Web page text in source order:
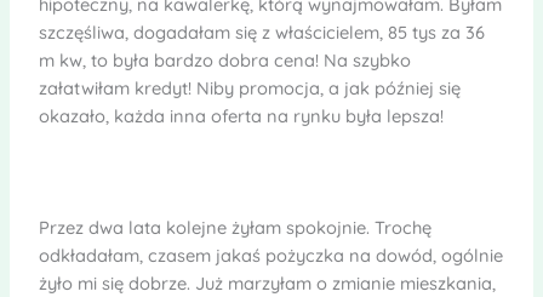
szczęśliwa, dogadałam się z właścicielem, 85 tys za 36
m kw, to była bardzo dobra cena! Na szybko
załatwiłam kredyt! Niby promocja, a jak później się
okazało, każda inna oferta na rynku była lepsza!
Przez dwa lata kolejne żyłam spokojnie. Trochę
odkładałam, czasem jakaś pożyczka na dowód, ogólnie
żyło mi się dobrze. Już marzyłam o zmianie mieszkania,